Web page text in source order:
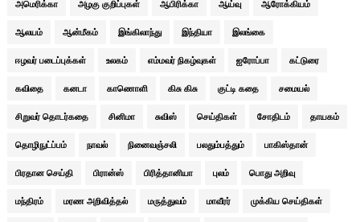
அமெரிக்கா அழகு குறிப்புகள் ஆபிரிக்கா ஆய்வு ஆரோக்கியம்
ஆலயம் ஆன்மீகம் இங்கிலாந்து இந்தியா இலங்கை
ஈழவர் படைப்புக்கள் உலகம் எம்மவர் நிகழ்வுகள் ஐரோப்பா கட்டுரை
கவிதை கனடா காணொளி கிசு கிசு குட்டி கதை சமையல்
சிறுவர் தொடர்கதை சினிமா சுவிஸ் செய்திகள் சோதிடம் தாயகம்
தொழிநுட்ப்பம் நாவல் நினைவஞ்சலி பலதும்பத்தும் பாகிஸ்தான்
பிரதான செய்தி பிரான்ஸ் பிரித்தானியா புலம் பொது அறிவு
மந்திரம் மரண அறிவித்தல் மருத்துவம் மாவீரர் முக்கிய செய்திகள்